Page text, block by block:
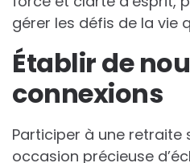
gérer les défis de la vie
Établir de
connexions
Participer à une retraite
occasion précieuse